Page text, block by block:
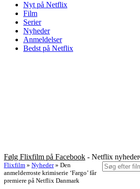
Nyt på Netflix
Film
Serier
Nyheder
Anmeldelser
Bedst på Netflix
Følg Flixfilm på Facebook - Netflix nyheder
Flixfilm » Nyheder » Den
anmelderroste krimiserie ‘Fargo’ får
premiere på Netflix Danmark